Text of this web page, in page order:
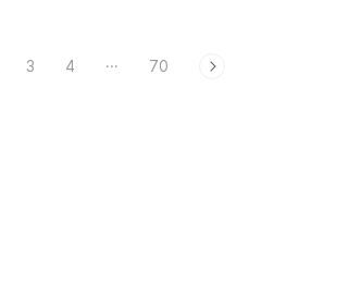
3 4 ··· 70